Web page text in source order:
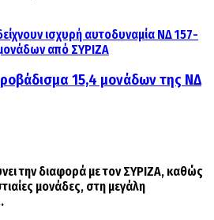
15,4 μονάδων της ΝΔ
την διαφορά με τον ΣΥΡΙΖΑ, καθώς
μονάδες, στη μεγάλη